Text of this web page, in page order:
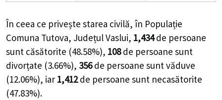
În ceea ce privește starea civilă, în Populație
Comuna Tutova, Județul Vaslui, 1,434 de persoane
sunt căsătorite (48.58%), 108 de persoane sunt
divorțate (3.66%), 356 de persoane sunt văduve
(12.06%), iar 1,412 de persoane sunt necasătorite
(47.83%).